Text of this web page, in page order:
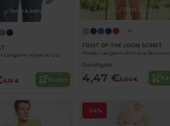
Jetzt konfigurieren!
Langarm Imperial Lsl
6,10 € Kaufen
Jetzt
+1
FRUIT OF THE LOOM SC6107
Günstigste:
4,47 €5,00 €
-34%